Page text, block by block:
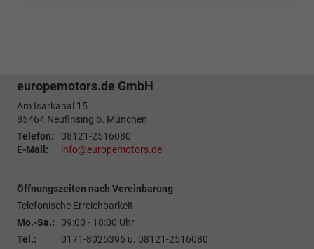
europemotors.de GmbH
Am Isarkanal 15
85464 Neufinsing b. München
Telefon:
08121-2516080
E-Mail:
info@europemotors.de
Öffnungszeiten nach Vereinbarung
Telefonische Erreichbarkeit
Mo.-Sa.:
09:00 - 18:00 Uhr
Tel.:
0171-8025396 u. 08121-2516080